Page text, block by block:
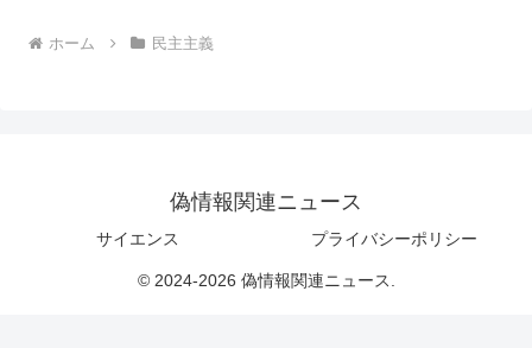
ホーム 民主主義
偽情報関連ニュース
サイエンス プライバシーポリシー
© 2024-2026 偽情報関連ニュース.